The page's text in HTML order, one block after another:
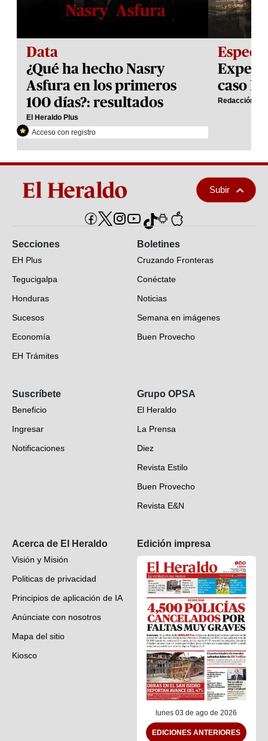
Data
¿Qué ha hecho Nasry
Asfura en los primeros
100 días?: resultados
El Heraldo Plus
Acceso con registro
caso
Redacción El
Subir
Secciones
EH Plus
Tegucigalpa
Honduras
Sucesos
Economía
EH Trámites
EH Verifica
Fotogalerías
Deportes
Videos
Boletines
Cruzando Fronteras
Conéctate
Noticias
Semana en imágenes
Buen Provecho
Suscríbete
Beneficio
Ingresar
Notificaciones
Grupo OPSA
El Heraldo
La Prensa
Diez
Revista Estilo
Buen Provecho
Revista E&N
Acerca de El Heraldo
Visión y Misión
Politicas de privacidad
Principios de aplicación de IA
Anúnciate con nosotros
Mapa del sitio
Kiosco
Edición impresa
lunes 03 de ago de 2026
EDICIONES ANTERIORES